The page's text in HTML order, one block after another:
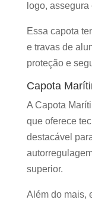
logo,
Essa capota
e travas de
proteção e
Capota
A Capota
que oferece
destacável
superior.
Além do mais,